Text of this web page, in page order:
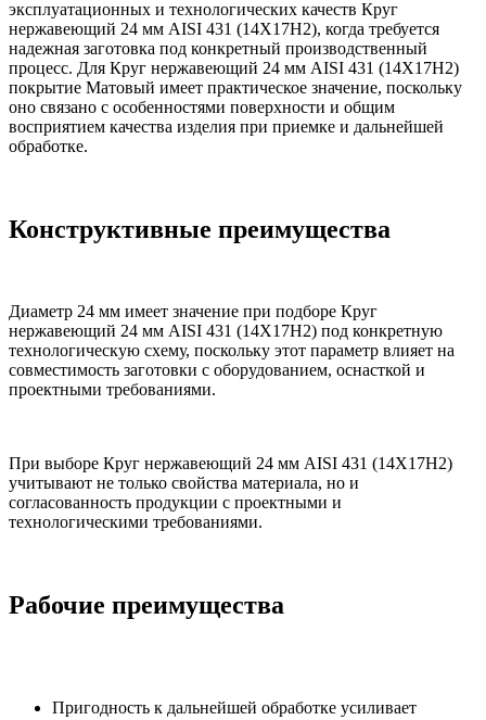
эксплуатационных и технологических качеств Круг
нержавеющий 24 мм AISI 431 (14Х17Н2), когда требуется
надежная заготовка под конкретный производственный
процесс. Для Круг нержавеющий 24 мм AISI 431 (14Х17Н2)
покрытие Матовый имеет практическое значение, поскольку
оно связано с особенностями поверхности и общим
восприятием качества изделия при приемке и дальнейшей
обработке.
Конструктивные преимущества
Диаметр 24 мм имеет значение при подборе Круг
нержавеющий 24 мм AISI 431 (14Х17Н2) под конкретную
технологическую схему, поскольку этот параметр влияет на
совместимость заготовки с оборудованием, оснасткой и
проектными требованиями.
При выборе Круг нержавеющий 24 мм AISI 431 (14Х17Н2)
учитывают не только свойства материала, но и
согласованность продукции с проектными и
технологическими требованиями.
Рабочие преимущества
Пригодность к дальнейшей обработке усиливает